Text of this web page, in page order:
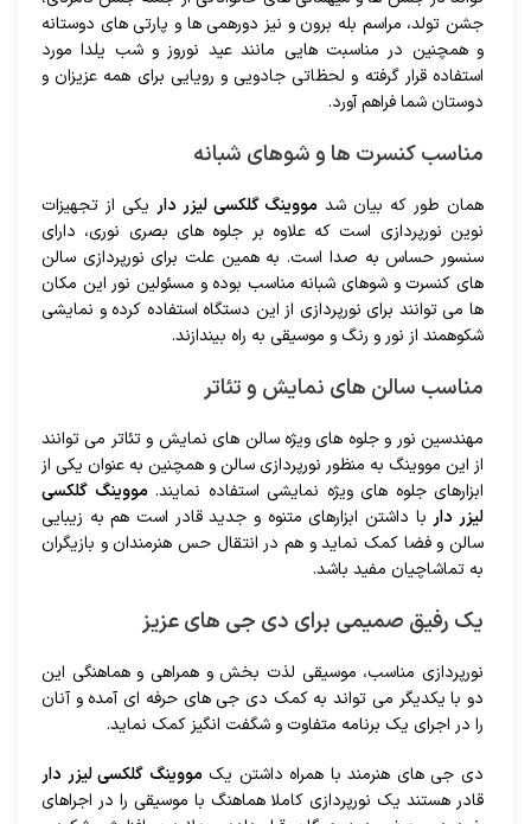
جشن تولد، مراسم بله برون و نیز دورهمی ها و پارتی های دوستانه
و همچنین در مناسبت هایی مانند عید نوروز و شب یلدا مورد
استفاده قرار گرفته و لحظاتی جادویی و رویایی برای همه عزیزان و
دوستان شما فراهم آورد.
مناسب کنسرت ها و شوهای شبانه
همان طور که بیان شد مووینگ گلکسی لیزر دار یکی از تجهیزات
نوین نورپردازی است که علاوه بر جلوه های بصری نوری، دارای
سنسور حساس به صدا است. به همین علت برای نورپردازی سالن
های کنسرت و شوهای شبانه مناسب بوده و مسئولین نور این مکان
ها می توانند برای نورپردازی از این دستگاه استفاده کرده و نمایشی
شکوهمند از نور و رنگ و موسیقی به راه بیندازند.
مناسب سالن های نمایش و تئاتر
مهندسین نور و جلوه های ویژه سالن های نمایش و تئاتر می توانند
از این مووینگ به منظور نورپردازی سالن و همچنین به عنوان یکی از
ابزارهای جلوه های ویژه نمایشی استفاده نمایند.مووینگ گلکسی
لیزر دار با داشتن ابزارهای متنوه و جدید قادر است هم به زیبایی
سالن و فضا کمک نماید و هم در انتقال حس هنرمندان و بازیگران
به تماشاچیان مفید باشد.
یک رفیق صمیمی برای دی جی های عزیز
نورپردازی مناسب، موسیقی لذت بخش و همراهی و هماهنگی این
دو با یکدیگر می تواند به کمک دی جی های حرفه ای آمده و آنان
را در اجرای یک برنامه متفاوت و شگفت انگیز کمک نماید.
دی جی های هنرمند با همراه داشتن یکمووینگ گلکسی لیزر دار
قادر هستند یک نورپردازی کاملا هماهنگ با موسیقی را در اجراهای